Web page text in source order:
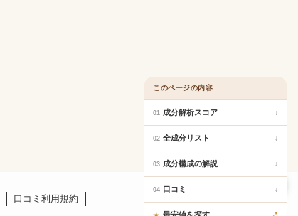
口コミ利用規約
このページの内容
01 成分解析スコア ↓
02 全成分リスト ↓
03 成分構成の解説 ↓
04 口コミ ↓